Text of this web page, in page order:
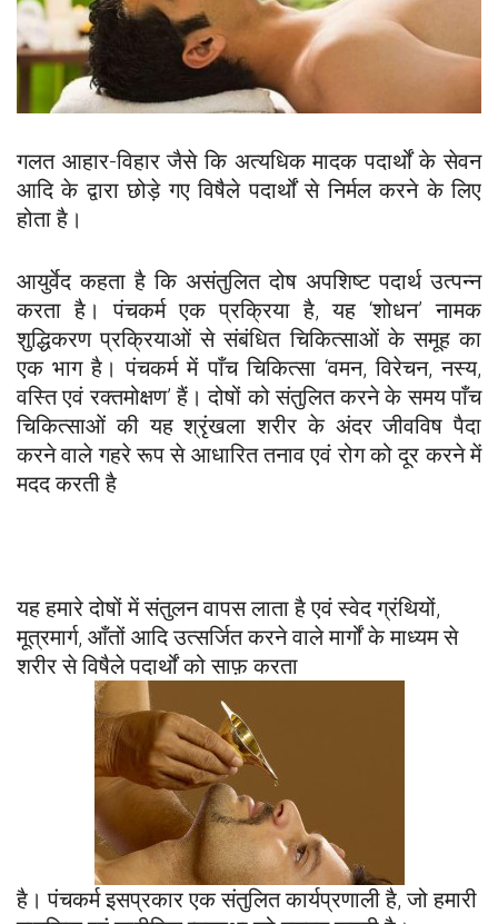
गलत आहार-विहार जैसे कि अत्यधिक मादक पदार्थों के सेवन
आदि के द्वारा छोड़े गए विषैले पदार्थों से निर्मल करने के लिए
होता है।
आयुर्वेद कहता है कि असंतुलित दोष अपशिष्ट पदार्थ उत्पन्न
करता है। पंचकर्म एक प्रक्रिया है, यह ‘शोधन’ नामक
शुद्धिकरण प्रक्रियाओं से संबंधित चिकित्साओं के समूह का
एक भाग है। पंचकर्म में पाँच चिकित्सा ‘वमन, विरेचन, नस्य,
वस्ति एवं रक्तमोक्षण’ हैं। दोषों को संतुलित करने के समय पाँच
चिकित्साओं की यह श्रृंखला शरीर के अंदर जीवविष पैदा
करने वाले गहरे रूप से आधारित तनाव एवं रोग को दूर करने में
मदद करती है
यह हमारे दोषों में संतुलन वापस लाता है एवं स्वेद ग्रंथियों,
मूत्रमार्ग, आँतों आदि उत्सर्जित करने वाले मार्गों के माध्यम से
शरीर से विषैले पदार्थों को साफ़ करता
है। पंचकर्म इसप्रकार एक संतुलित कार्यप्रणाली है, जो हमारी